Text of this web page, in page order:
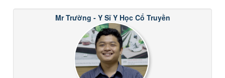
Mr Trường - Y Sĩ Y Học Cổ Truyền